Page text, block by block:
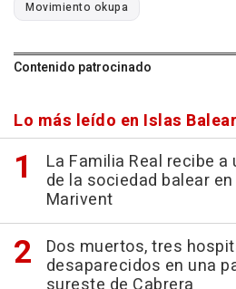
Movimiento okupa
Contenido patrocinado
Lo más leído en Islas
La Familia Real recibe
de la sociedad balear
Marivent
Dos muertos, tres
desaparecidos en una